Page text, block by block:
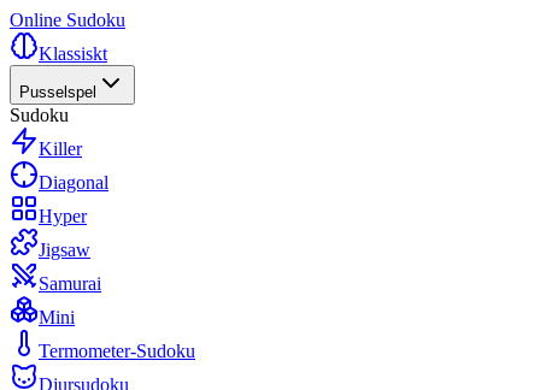
Online Sudoku
Klassiskt
Pusselspel
Sudoku
Killer
Diagonal
Hyper
Jigsaw
Samurai
Mini
Termometer-Sudoku
Djursudoku